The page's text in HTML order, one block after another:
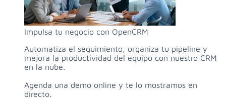
Impulsa tu negocio con OpenCRM
Automatiza el seguimiento, organiza tu pipeline y
mejora la productividad del equipo con nuestro CRM
en la nube.
Agenda una demo online y te lo mostramos en
directo.